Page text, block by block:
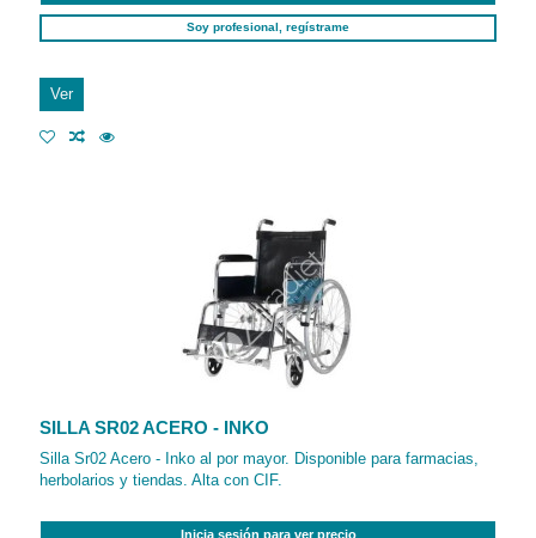
Soy profesional, regístrame
Ver
SILLA SR02 ACERO - INKO
Silla Sr02 Acero - Inko al por mayor. Disponible para farmacias,
herbolarios y tiendas. Alta con CIF.
Inicia sesión para ver precio